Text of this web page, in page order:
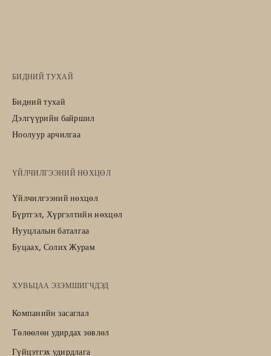
БИДНИЙ ТУХАЙ
Бидний тухай
Дэлгүүрийн байршил
Ноолуур арчилгаа
ҮЙЛЧИЛГЭЭНИЙ НӨХЦӨЛ
Үйлчилгээний нөхцөл
Бүртгэл, Хүргэлтийн нөхцөл
Нууцлалын баталгаа
Буцаах, Солих Журам
ХУВЬЦАА ЭЗЭМШИГЧДЭД
Компанийн засаглал
Төлөөлөн удирдах зөвлөл
Гүйцэтгэх удирдлага